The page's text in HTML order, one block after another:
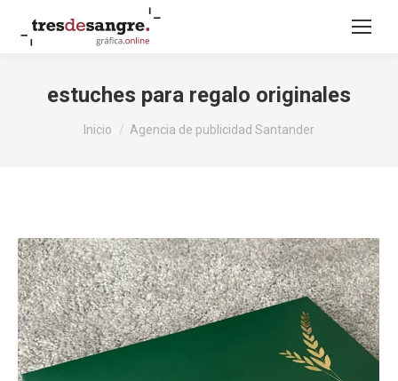
estuches para regalo originales
Inicio Agencia de publicidad Santander